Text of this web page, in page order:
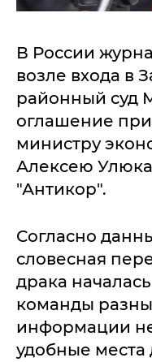
В России
возле входа в
районный суд
оглашение
министру
Алексею
"Антикор".
Согласно
словесная
драка
команды
информации
удобные места